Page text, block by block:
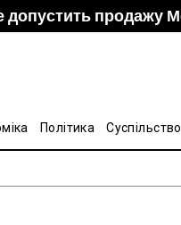
допустить продажу
украинско-
и DCH Group
на стальные
Політика Суспільство